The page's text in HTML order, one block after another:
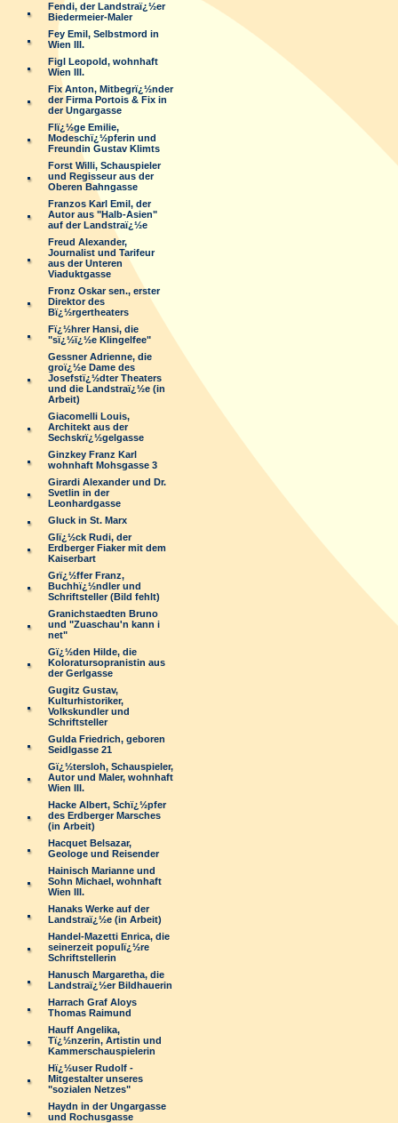
Fendi, der Landstraï¿½er
Biedermeier-Maler
Fey Emil, Selbstmord in
Wien III.
Figl Leopold, wohnhaft
Wien III.
Fix Anton, Mitbegrï¿½nder
der Firma Portois & Fix in
der Ungargasse
Flï¿½ge Emilie,
Modeschï¿½pferin und
Freundin Gustav Klimts
Forst Willi, Schauspieler
und Regisseur aus der
Oberen Bahngasse
Franzos Karl Emil, der
Autor aus "Halb-Asien"
auf der Landstraï¿½e
Freud Alexander,
Journalist und Tarifeur
aus der Unteren
Viaduktgasse
Fronz Oskar sen., erster
Direktor des
Bï¿½rgertheaters
Fï¿½hrer Hansi, die
"sï¿½ï¿½e Klingelfee"
Gessner Adrienne, die
groï¿½e Dame des
Josefstï¿½dter Theaters
und die Landstraï¿½e (in
Arbeit)
Giacomelli Louis,
Architekt aus der
Sechskrï¿½gelgasse
Ginzkey Franz Karl
wohnhaft Mohsgasse 3
Girardi Alexander und Dr.
Svetlin in der
Leonhardgasse
Gluck in St. Marx
Glï¿½ck Rudi, der
Erdberger Fiaker mit dem
Kaiserbart
Grï¿½ffer Franz,
Buchhï¿½ndler und
Schriftsteller (Bild fehlt)
Granichstaedten Bruno
und "Zuaschau'n kann i
net"
Gï¿½den Hilde, die
Koloratursopranistin aus
der Gerlgasse
Gugitz Gustav,
Kulturhistoriker,
Volkskundler und
Schriftsteller
Gulda Friedrich, geboren
Seidlgasse 21
Gï¿½tersloh, Schauspieler,
Autor und Maler, wohnhaft
Wien III.
Hacke Albert, Schï¿½pfer
des Erdberger Marsches
(in Arbeit)
Hacquet Belsazar,
Geologe und Reisender
Hainisch Marianne und
Sohn Michael, wohnhaft
Wien III.
Hanaks Werke auf der
Landstraï¿½e (in Arbeit)
Handel-Mazetti Enrica, die
seinerzeit populï¿½re
Schriftstellerin
Hanusch Margaretha, die
Landstraï¿½er Bildhauerin
Harrach Graf Aloys
Thomas Raimund
Hauff Angelika,
Tï¿½nzerin, Artistin und
Kammerschauspielerin
Hï¿½user Rudolf -
Mitgestalter unseres
"sozialen Netzes"
Haydn in der Ungargasse
und Rochusgasse